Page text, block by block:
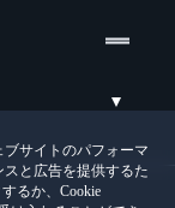
サイトのパフォーマ
と広告を提供するた
るか、Cookie